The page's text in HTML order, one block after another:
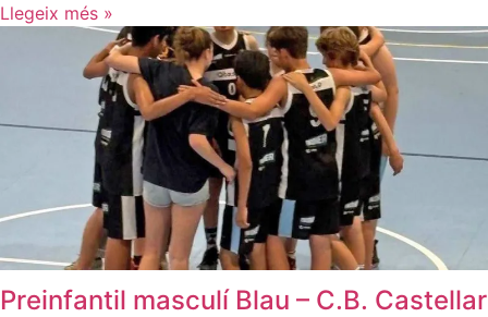
Llegeix més »
Preinfantil masculí Blau – C.B. Castellar